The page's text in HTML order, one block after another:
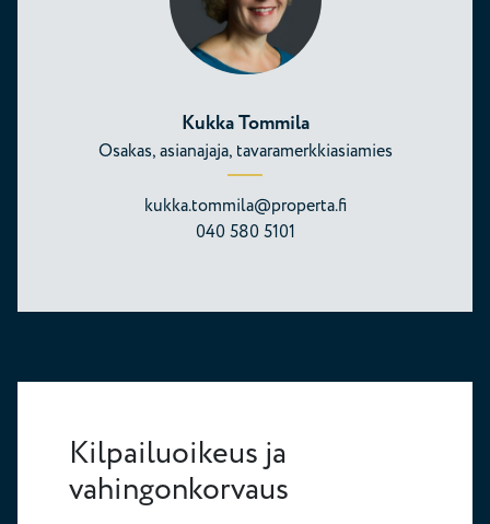
Kukka Tommila
Osakas, asianajaja, tavaramerkkiasiamies
kukka.tommila@properta.fi
040 580 5101
Kilpailuoikeus ja
vahingonkorvaus